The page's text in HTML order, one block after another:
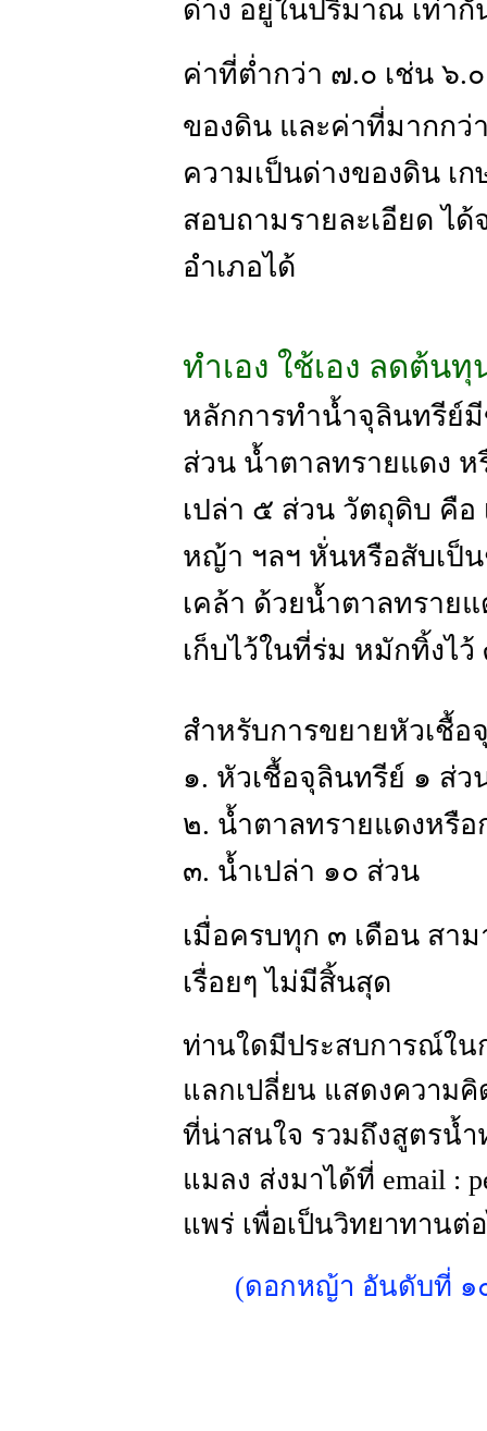
ด่าง อยู่ในปริมาณ เท่า
ค่าที่ต่ำกว่า ๗.๐ เช่น ๖.
ของดิน และค่าที่มากกว่
ความเป็นด่างของดิน เ
สอบถามรายละเอียด ไ
อำเภอได้
ทำเอง ใช้เอง ลดต้น
หลักการทำน้ำจุลินทรีย์
ส่วน น้ำตาลทรายแดง
เปล่า ๕ ส่วน วัตถุดิบ คือ
หญ้า ฯลฯ หั่นหรือสับเป็
เคล้า ด้วยน้ำตาลทราย
เก็บไว้ในที่ร่ม หมักทิ้งไ
สำหรับการขยายหัวเชื้อ
๑. หัวเชื้อจุลินทรีย์ ๑ ส่ว
๒. น้ำตาลทรายแดงหรื
๓. น้ำเปล่า ๑๐ ส่วน
เมื่อครบทุก ๓ เดือน สา
เรื่อยๆ ไม่มีสิ้นสุด
ท่านใดมีประสบการณ์ใน
แลกเปลี่ยน แสดงความคิ
ที่น่าสนใจ รวมถึงสูตรน้
แมลง ส่งมาได้ที่ email :
แพร่ เพื่อเป็นวิทยาทานต่
(ดอกหญ้า อันดับที่ ๑